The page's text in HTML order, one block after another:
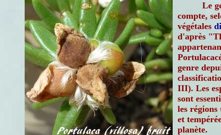
Le
compte,
végétales
d'après
genre
III). Les
sont
les
et
planète.